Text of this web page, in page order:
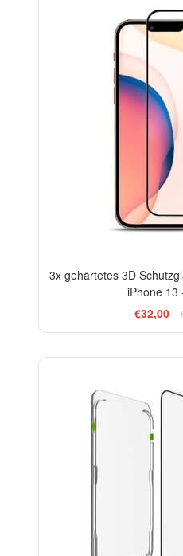
3x gehärtetes 3D
iPhone 13
€32,00